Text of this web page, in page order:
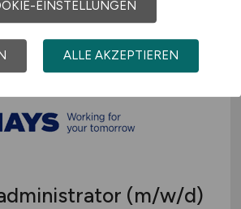
(m/w/d)
EINSTELLUNGEN
ALLE AKZEPTIEREN